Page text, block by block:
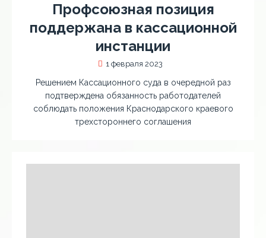
Профсоюзная позиция
поддержана в кассационной
инстанции
1 февраля 2023
Решением Кассационного суда в очередной раз
подтверждена обязанность работодателей
соблюдать положения Краснодарского краевого
трехстороннего соглашения